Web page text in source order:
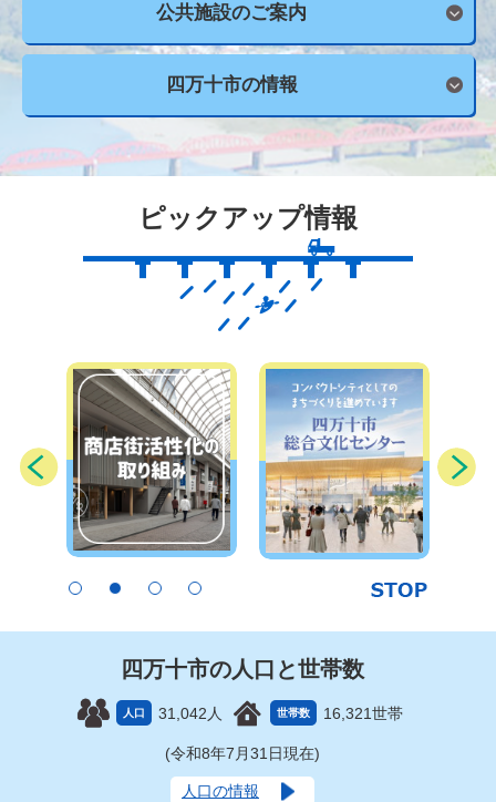
公共施設のご案内
四万十市の情報
ピックアップ情報
四万十市の人口と世帯数
人口 31,042人 世帯数 16,321世帯
(令和8年7月31日現在)
人口の情報